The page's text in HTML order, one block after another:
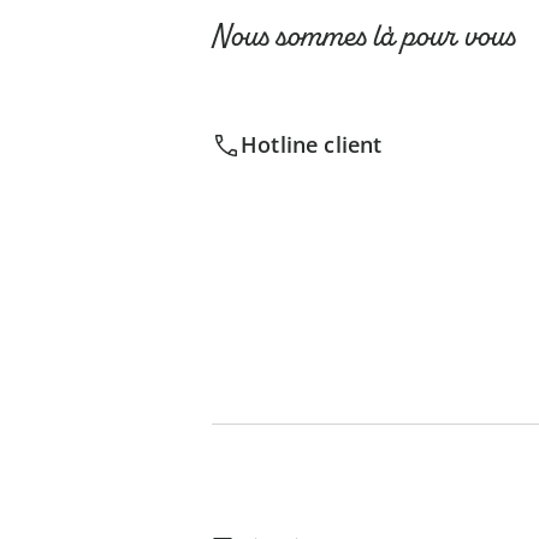
Nous sommes là pour vous
Hotline client